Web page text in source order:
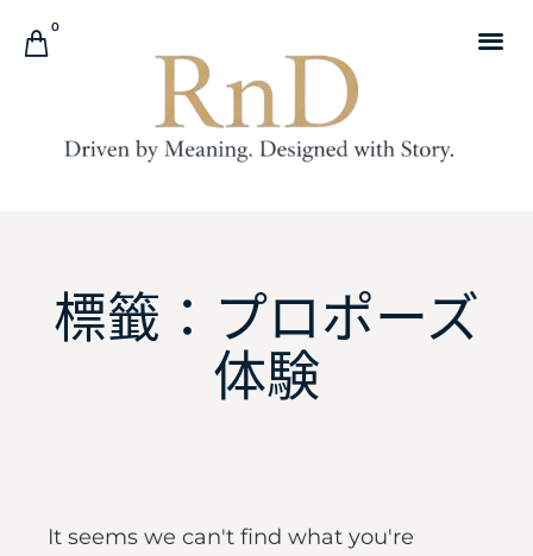
0
標籤：プロポーズ
体験
It seems we can't find what you're